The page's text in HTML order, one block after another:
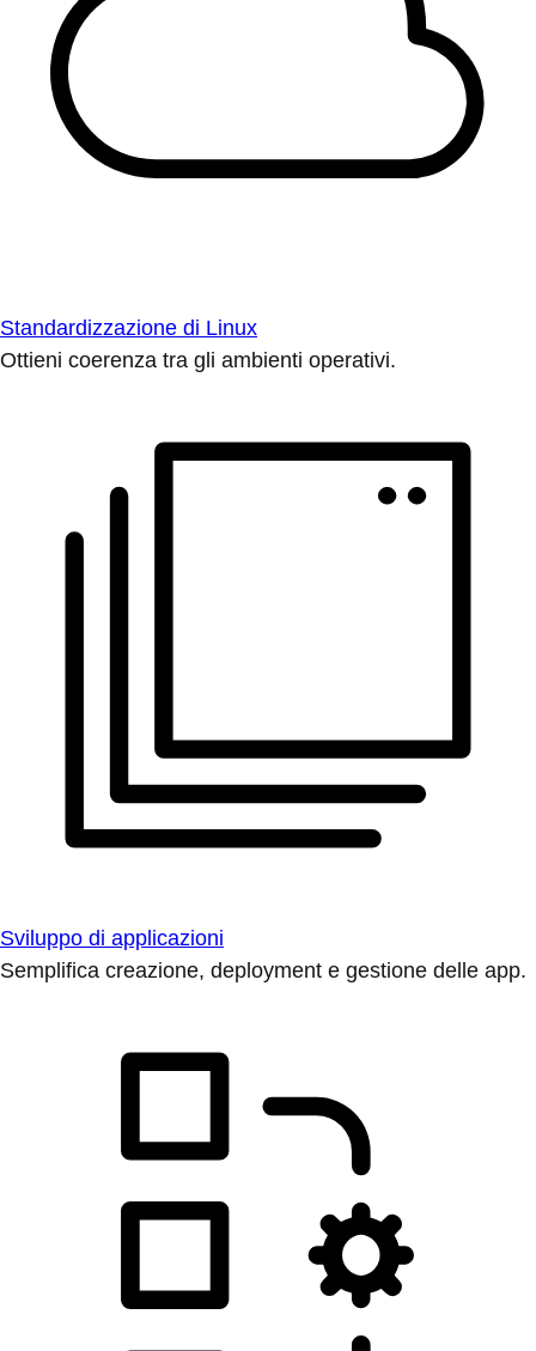
Standardizzazione di Linux
Ottieni coerenza tra gli ambienti operativi.
Sviluppo di applicazioni
Semplifica creazione, deployment e gestione delle app.